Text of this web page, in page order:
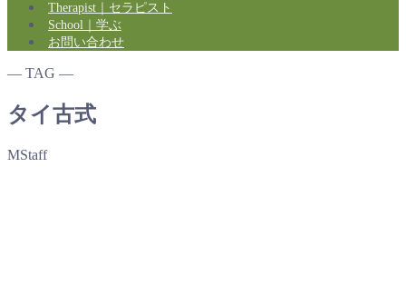
Therapist｜セラピスト
School｜学ぶ
お問い合わせ
― TAG ―
タイ古式
MStaff